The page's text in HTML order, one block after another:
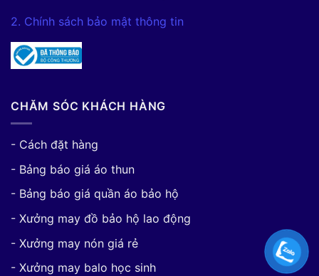
2. Chính sách bảo mật thông tin
CHĂM SÓC KHÁCH HÀNG
- Cách đặt hàng
- Bảng báo giá áo thun
- Bảng báo giá quần áo bảo hộ
- Xưởng may đồ bảo hộ lao động
- Xưởng may nón giá rẻ
- Xưởng may balo học sinh